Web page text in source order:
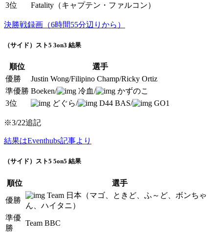
3位
Fatality（キャプテン・ファルコン）
決勝戦録画（6時間55分辺りから）
（サイド）スト5 3on3 結果
順位
選手
優勝
Justin Wong/Filipino Champ/Ricky Ortiz
準優勝 Boeken/ 冷血/
かずのこ
3位
どぐら/ D44 BAS/ GO1
※3/22追記
結果はEventhubs記事より
（サイド）スト5 5on5 結果
順位 選手
優勝
Team 日本（マゴ、ときど、ふ～ど、ボンちゃ
ん、ハイタニ）
準優
勝
Team BBC